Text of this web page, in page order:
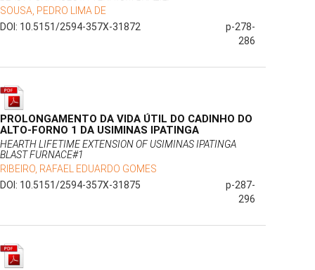
SOUSA, PEDRO LIMA DE
DOI: 10.5151/2594-357X-31872
p-278-
286
PROLONGAMENTO DA VIDA ÚTIL DO CADINHO DO
ALTO-FORNO 1 DA USIMINAS IPATINGA
HEARTH LIFETIME EXTENSION OF USIMINAS IPATINGA
BLAST FURNACE#1
RIBEIRO, RAFAEL EDUARDO GOMES
DOI: 10.5151/2594-357X-31875
p-287-
296